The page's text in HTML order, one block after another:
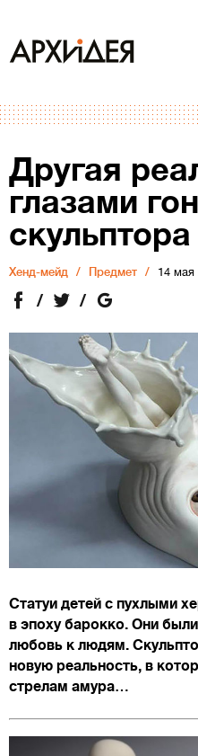
Другая
глазами
скульптора
Хенд-мейд Предмет 14 мая
Статуи детей с пухлыми
в эпоху барокко. Они
любовь к людям.
новую реальность, в
стрелам амура…